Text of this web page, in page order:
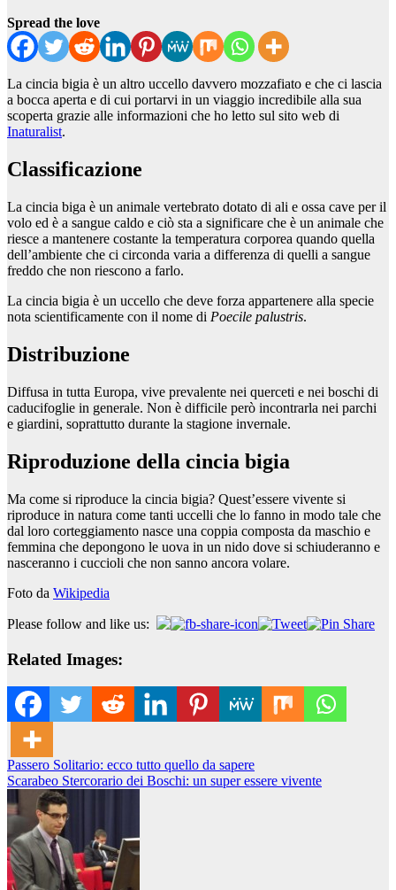
Spread the love
La cincia bigia è un altro uccello davvero mozzafiato e che ci lascia
a bocca aperta e di cui portarvi in un viaggio incredibile alla sua
scoperta grazie alle informazioni che ho letto sul sito web di
Inaturalist.
Classificazione
La cincia biga è un animale vertebrato dotato di ali e ossa cave per il
volo ed è a sangue caldo e ciò sta a significare che è un animale che
riesce a mantenere costante la temperatura corporea quando quella
dell’ambiente che ci circonda varia a differenza di quelli a sangue
freddo che non riescono a farlo.
La cincia bigia è un uccello che deve forza appartenere alla specie
nota scientificamente con il nome di Poecile palustris.
Distribuzione
Diffusa in tutta Europa, vive prevalente nei querceti e nei boschi di
caducifoglie in generale. Non è difficile però incontrarla nei parchi
e giardini, soprattutto durante la stagione invernale.
Riproduzione della cincia bigia
Ma come si riproduce la cincia bigia? Quest’essere vivente si
riproduce in natura come tanti uccelli che lo fanno in modo tale che
dal loro corteggiamento nasce una coppia composta da maschio e
femmina che depongono le uova in un nido dove si schiuderanno e
nasceranno i cuccioli che non sanno ancora volare.
Foto da Wikipedia
Please follow and like us:
Related Images:
Navigazione
articoli
Passero Solitario: ecco tutto quello da sapere
Scarabeo Stercorario dei Boschi: un super essere vivente